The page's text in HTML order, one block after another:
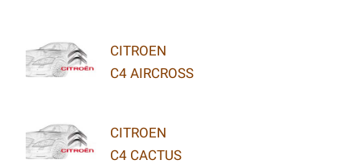
CITROEN
C4 AIRCROSS
CITROEN
C4 CACTUS